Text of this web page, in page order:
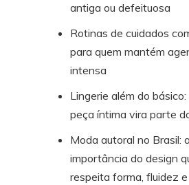
antiga ou defeituosa
Rotinas de cuidados
para quem mantém
intensa
Lingerie além do
peça íntima vira parte
Moda autoral no Brasil: a
importância do design
respeita forma, fluidez